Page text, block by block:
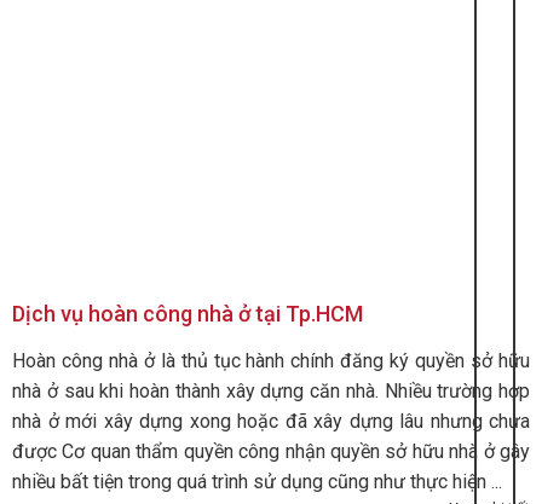
Dịch vụ hoàn công nhà ở tại Tp.HCM
Hoàn công nhà ở là thủ tục hành chính đăng ký quyền sở hữu
nhà ở sau khi hoàn thành xây dựng căn nhà. Nhiều trường hợp
nhà ở mới xây dựng xong hoặc đã xây dựng lâu nhưng chưa
được Cơ quan thẩm quyền công nhận quyền sở hữu nhà ở gây
nhiều bất tiện trong quá trình sử dụng cũng như thực hiện ...